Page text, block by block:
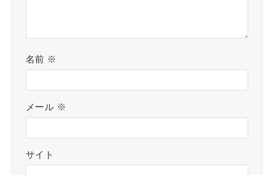
名前 ※
メール ※
サイト